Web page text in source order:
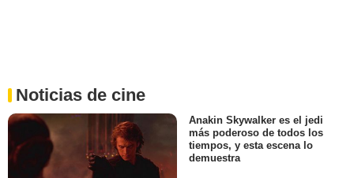
Noticias de cine
Anakin Skywalker es el jedi
más poderoso de todos los
tiempos, y esta escena lo
demuestra